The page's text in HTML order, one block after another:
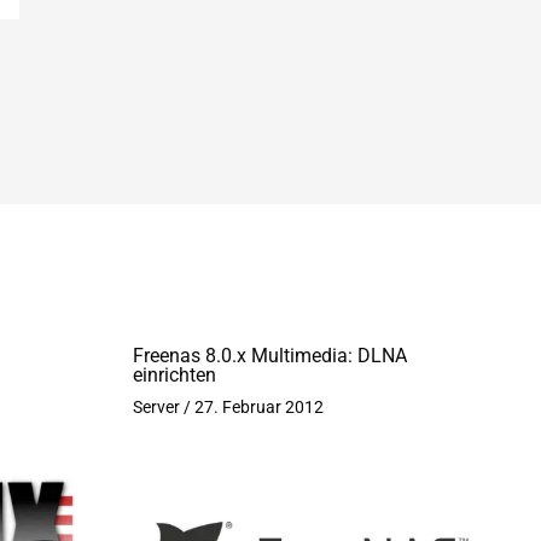
Freenas 8.0.x Multimedia: DLNA
einrichten
Server/27. Februar 2012